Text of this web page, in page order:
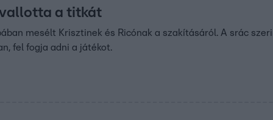
a titkát
mesélt Krisztinek és Ricónak a szakításáról. A srác
fel fogja adni a játékot.